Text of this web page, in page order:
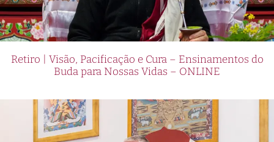
Retiro | Visão, Pacificação e Cura – Ensinamentos do
Buda para Nossas Vidas – ONLINE